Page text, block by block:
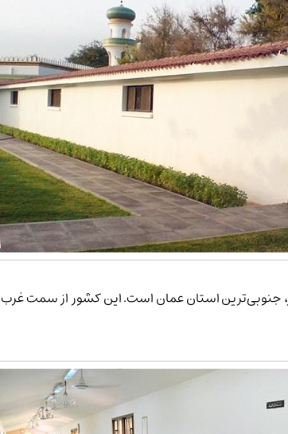
جنوبی‌ترین استان عمان است. این کشور از سمت